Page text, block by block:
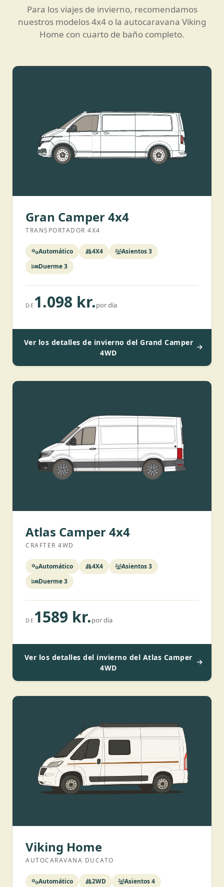
Para los viajes de invierno, recomendamos
nuestros modelos 4x4 o la autocaravana Viking
Home con cuarto de baño completo.
Gran Camper 4x4
TRANSPORTADOR 4X4
Automático 4X4
Asientos 3
Duerme 3
DE 1.098 kr.por día
Ver los detalles de invierno del Grand Camper
4WD
Atlas Camper 4x4
CRAFTER 4WD
Automático 4X4
Asientos 3
Duerme 3
DE 1589 kr.por día
Ver los detalles del invierno del Atlas Camper
4WD
Viking Home
AUTOCARAVANA DUCATO
Automático 2WD Asientos 4